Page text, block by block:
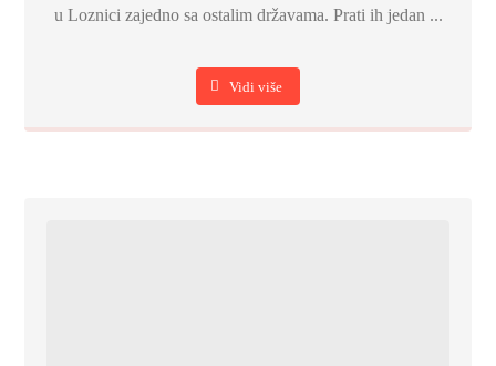
u Loznici zajedno sa ostalim državama. Prati ih jedan ...
Vidi više